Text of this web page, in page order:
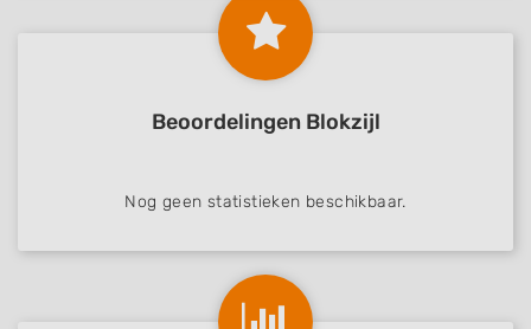
Beoordelingen Blokzijl
Nog geen statistieken beschikbaar.